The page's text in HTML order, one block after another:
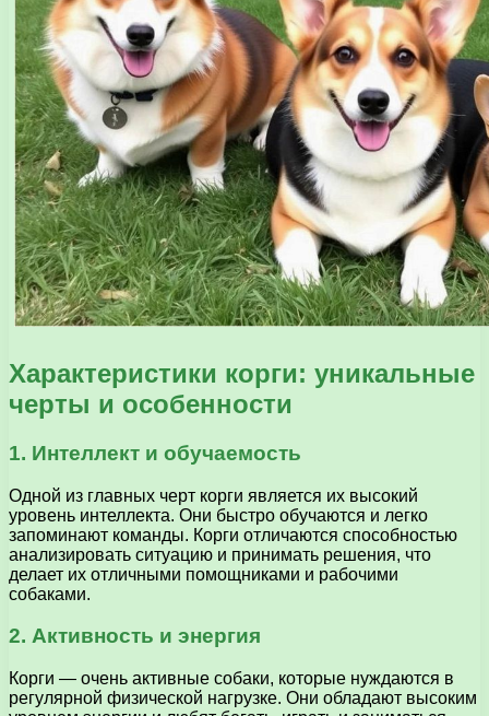
Характеристики корги: уникальные
черты и особенности
1. Интеллект и обучаемость
Одной из главных черт корги является их высокий
уровень интеллекта. Они быстро обучаются и легко
запоминают команды. Корги отличаются способностью
анализировать ситуацию и принимать решения, что
делает их отличными помощниками и рабочими
собаками.
2. Активность и энергия
Корги — очень активные собаки, которые нуждаются в
регулярной физической нагрузке. Они обладают высоким